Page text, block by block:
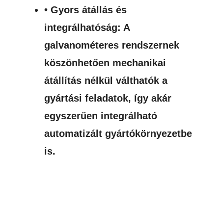
• Gyors átállás és
integrálhatóság: A
galvanométeres rendszernek
köszönhetően mechanikai
átállítás nélkül válthatók a
gyártási feladatok, így akár
egyszerűen integrálható
automatizált gyártókörnyezetbe
is.